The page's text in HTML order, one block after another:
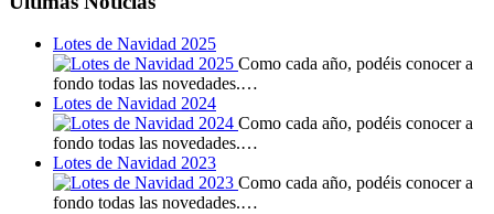
Lotes de Navidad 2025
Como cada año, podéis conocer a
fondo todas las novedades.…
Lotes de Navidad 2024
Como cada año, podéis conocer a
fondo todas las novedades.…
Lotes de Navidad 2023
Como cada año, podéis conocer a
fondo todas las novedades.…